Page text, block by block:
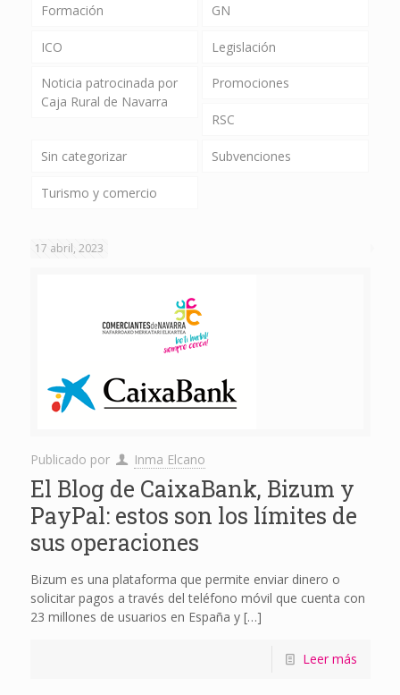
Formación GN
ICO Legislación
Noticia patrocinada por
Caja Rural de Navarra
Promociones
RSC
Sin categorizar Subvenciones
Turismo y comercio
17 abril, 2023
Publicado por Inma Elcano
El Blog de CaixaBank, Bizum y
PayPal: estos son los límites de
sus operaciones
Bizum es una plataforma que permite enviar dinero o
solicitar pagos a través del teléfono móvil que cuenta con
23 millones de usuarios en España y[…]
Leer más